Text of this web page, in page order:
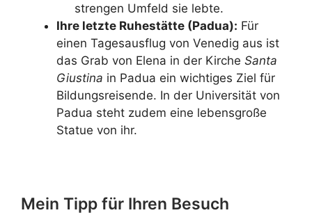
strengen Umfeld sie lebte.
Ihre letzte Ruhestätte (Padua): Für
einen Tagesausflug von Venedig aus ist
das Grab von Elena in der Kirche Santa
Giustina in Padua ein wichtiges Ziel für
Bildungsreisende. In der Universität von
Padua steht zudem eine lebensgroße
Statue von ihr.
Mein Tipp für Ihren Besuch